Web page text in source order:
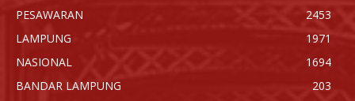
PESAWARAN
2453
LAMPUNG
1971
NASIONAL
1694
BANDAR LAMPUNG
203